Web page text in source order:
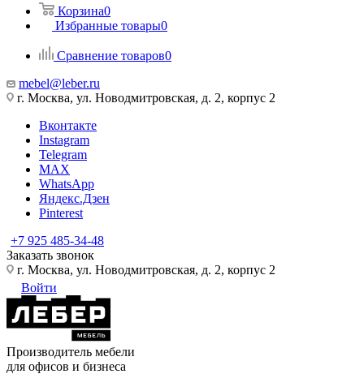
Корзина0
Избранные товары0
Сравнение товаров0
mebel@leber.ru
г. Москва, ул. Новодмитровская, д. 2, корпус 2
Вконтакте
Instagram
Telegram
MAX
WhatsApp
Яндекс.Дзен
Pinterest
+7 925 485-34-48
Заказать звонок
г. Москва, ул. Новодмитровская, д. 2, корпус 2
Войти
Производитель мебели
для офисов и бизнеса